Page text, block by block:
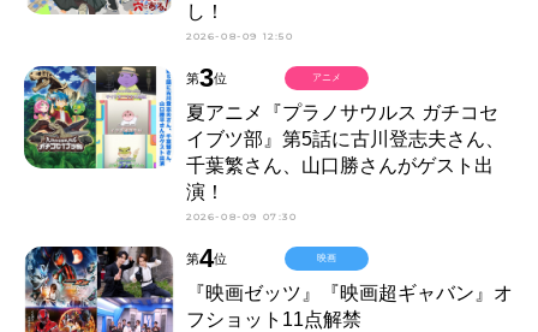
し！
2026-08-09 12:50
第3位
夏アニメ『プラノサウルス ガチコセ
イブツ部』第5話に古川登志夫さん、
千葉繁さん、山口勝さんがゲスト出
演！
2026-08-09 07:30
アニメ
第4位
『映画ゼッツ』『映画超ギャバン』オ
フショット11点解禁
映画